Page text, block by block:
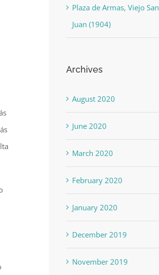
Plaza de Armas, Viejo San
Juan (1904)
Archives
August 2020
June 2020
March 2020
February 2020
January 2020
December 2019
November 2019